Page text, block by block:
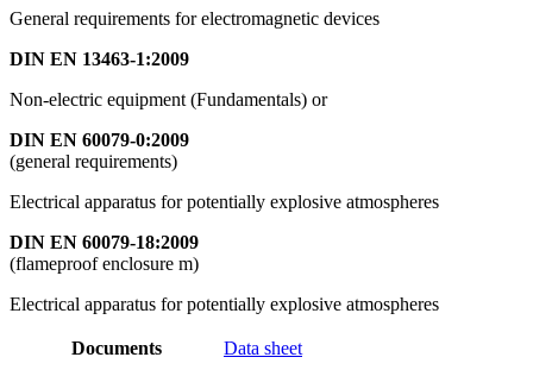
General requirements for electromagnetic devices
DIN EN 13463-1:2009
Non-electric equipment (Fundamentals) or
DIN EN 60079-0:2009
(general requirements)
Electrical apparatus for potentially explosive atmospheres
DIN EN 60079-18:2009
(flameproof enclosure m)
Electrical apparatus for potentially explosive atmospheres
Documents Data sheet